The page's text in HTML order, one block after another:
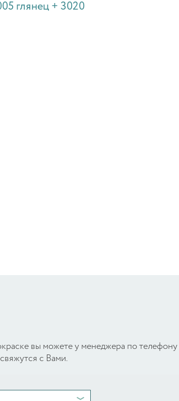
глянец + 3020
вы можете у менеджера по телефону
с Вами.